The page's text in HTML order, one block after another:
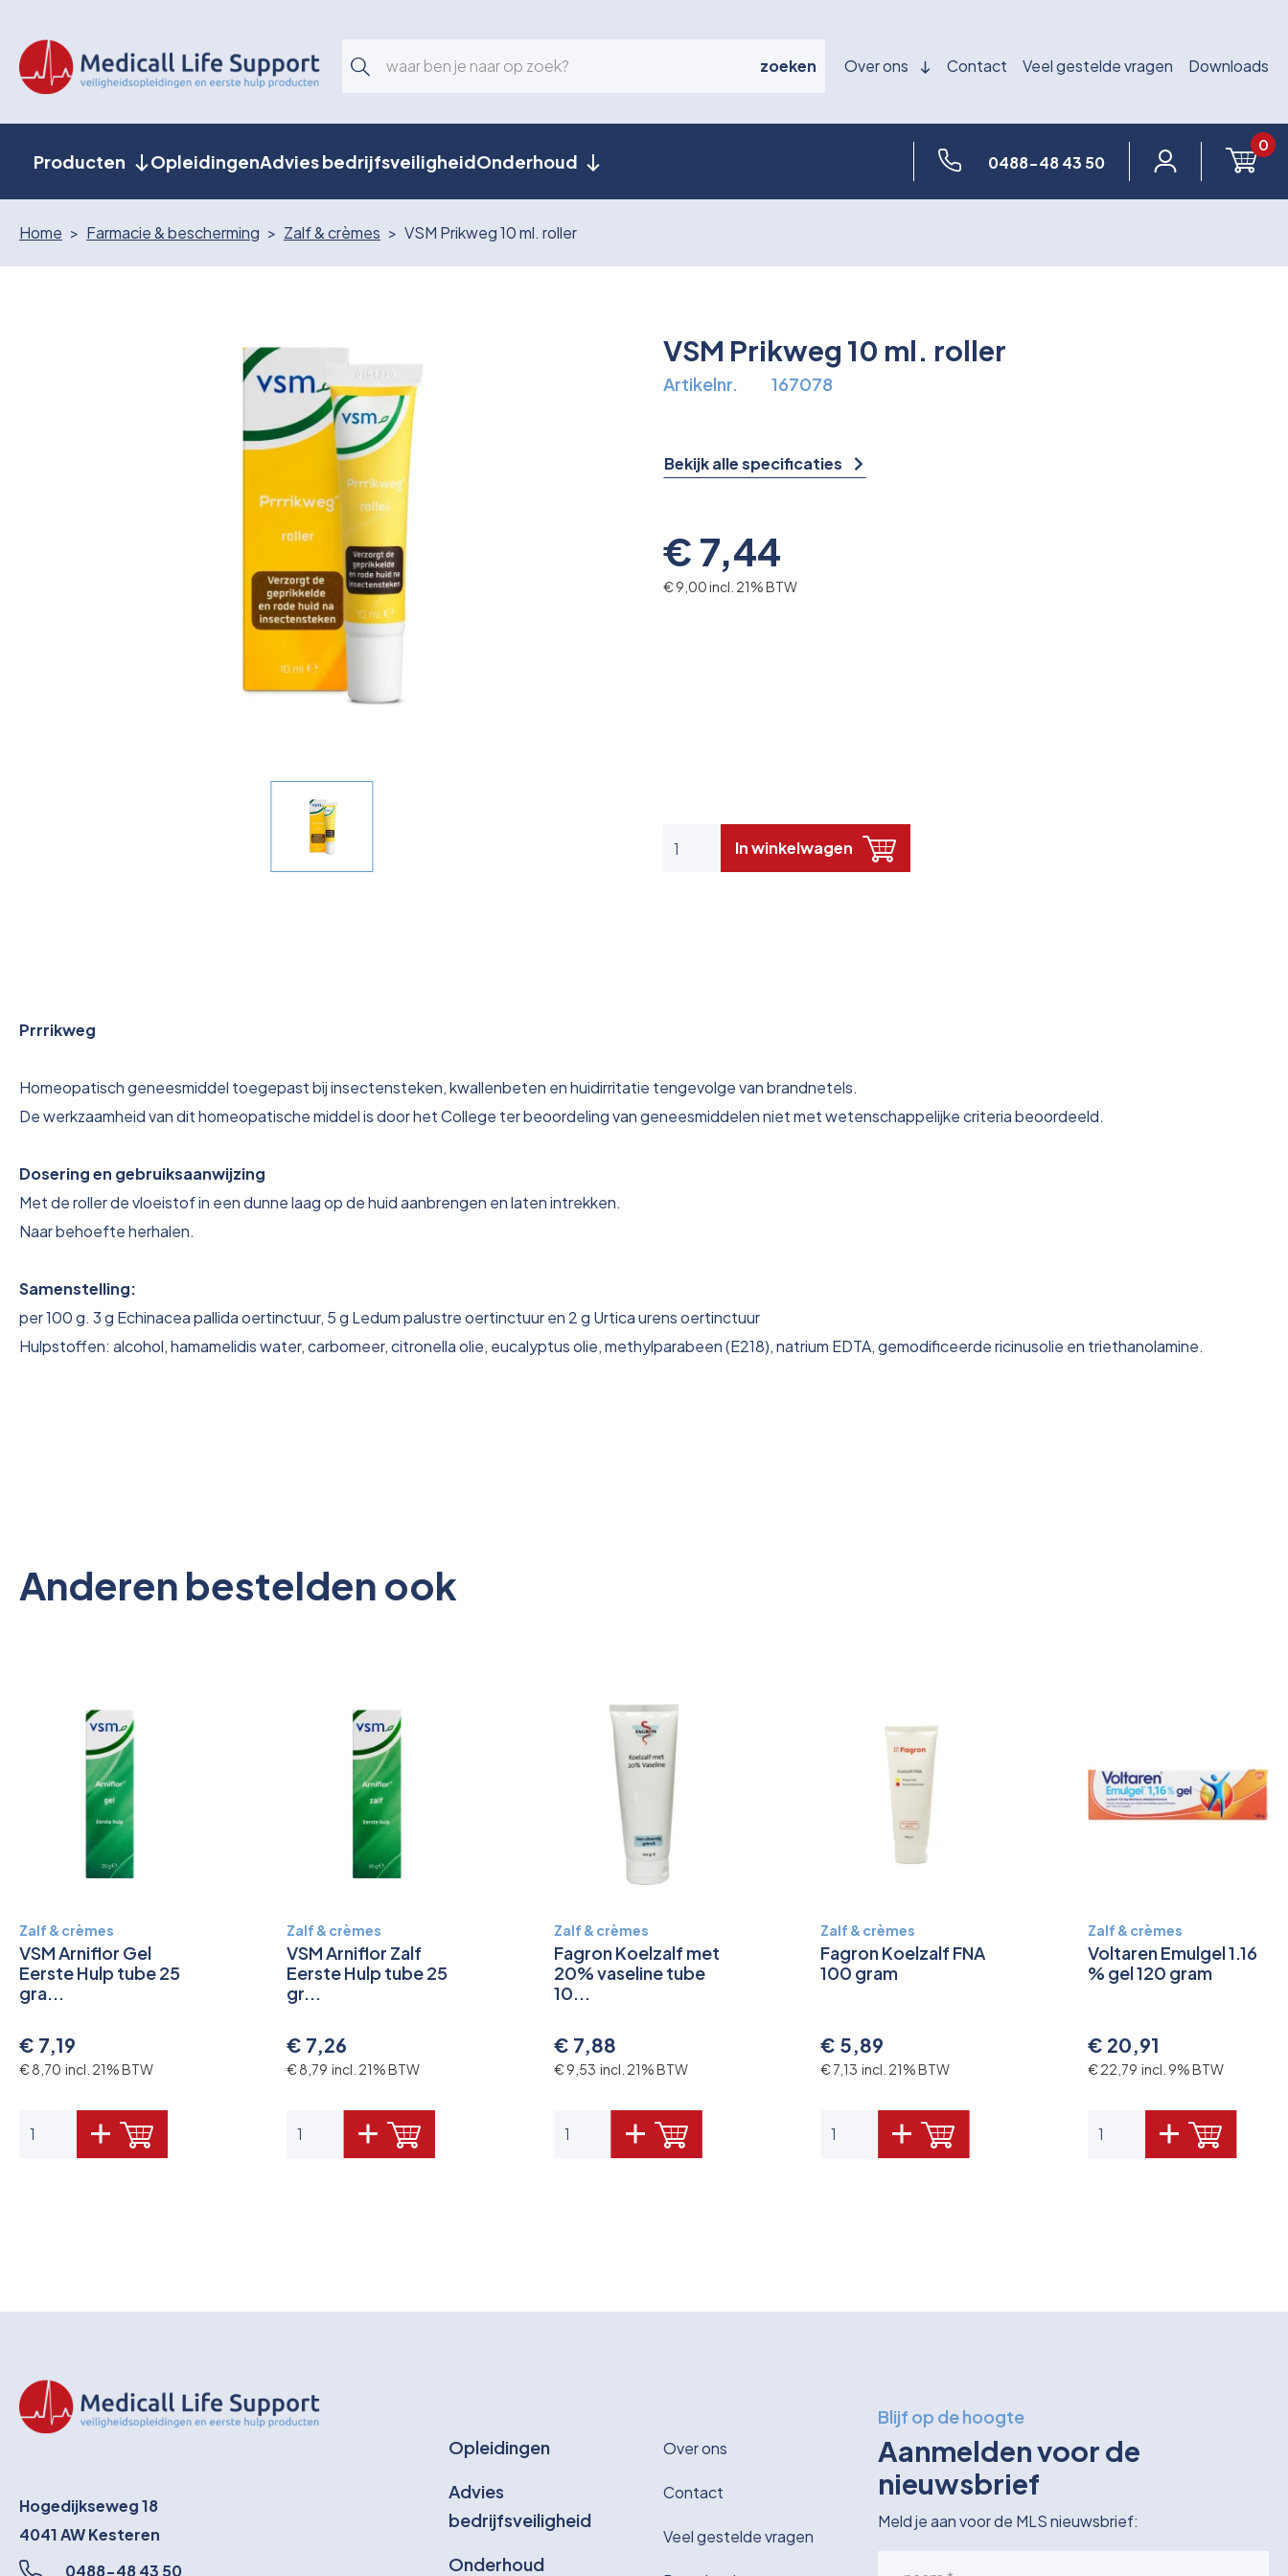
zoeken Over ons Contact Veel gestelde vragen Downloads
Producten OpleidingenAdvies bedrijfsveiligheidOnderhoud 0488-48 43 50
0
Home Farmacie & bescherming Zalf & crèmes VSM Prikweg 10 ml. roller
VSM Prikweg 10 ml. roller
Artikelnr. 167078
Bekijk alle specificaties
€ 7,44
€ 9,00 incl. 21% BTW
In winkelwagen
Prrrikweg
Homeopatisch geneesmiddel toegepast bij insectensteken, kwallenbeten en huidirritatie tengevolge van brandnetels.
De werkzaamheid van dit homeopatische middel is door het College ter beoordeling van geneesmiddelen niet met wetenschappelijke criteria beoordeeld.
Dosering en gebruiksaanwijzing
Met de roller de vloeistof in een dunne laag op de huid aanbrengen en laten intrekken.
Naar behoefte herhalen.
Samenstelling:
per 100 g. 3 g Echinacea pallida oertinctuur, 5 g Ledum palustre oertinctuur en 2 g Urtica urens oertinctuur
Hulpstoffen: alcohol, hamamelidis water, carbomeer, citronella olie, eucalyptus olie, methylparabeen (E218), natrium EDTA, gemodificeerde ricinusolie en triethanolamine.
Anderen bestelden ook
Zalf & crèmes
VSM Arniflor Gel
Eerste Hulp tube 25
gra...
€ 7,19
€ 8,70 incl. 21% BTW
Zalf & crèmes
VSM Arniflor Zalf
Eerste Hulp tube 25
gr...
€ 7,26
€ 8,79 incl. 21% BTW
Zalf & crèmes
Fagron Koelzalf met
20% vaseline tube
10...
€ 7,88
€ 9,53 incl. 21% BTW
Zalf & crèmes
Fagron Koelzalf FNA
100 gram
€ 5,89
€ 7,13 incl. 21% BTW
Zalf & crèmes
Voltaren Emulgel 1.16
% gel 120 gram
€ 20,91
€ 22,79 incl. 9% BTW
Hogedijkseweg 18
4041 AWKesteren
0488-48 43 50
Opleidingen
Advies
bedrijfsveiligheid
Onderhoud
Over ons
Contact
Veel gestelde vragen
Blijf op de hoogte
Aanmelden voor de
nieuwsbrief
Meld je aan voor de MLS nieuwsbrief: